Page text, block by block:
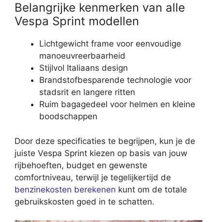
Belangrijke kenmerken van alle
Vespa Sprint modellen
Lichtgewicht frame voor eenvoudige
manoeuvreerbaarheid
Stijlvol Italiaans design
Brandstofbesparende technologie voor
stadsrit en langere ritten
Ruim bagagedeel voor helmen en kleine
boodschappen
Door deze specificaties te begrijpen, kun je de
juiste Vespa Sprint kiezen op basis van jouw
rijbehoeften, budget en gewenste
comfortniveau, terwijl je tegelijkertijd de
benzinekosten berekenen kunt om de totale
gebruikskosten goed in te schatten.